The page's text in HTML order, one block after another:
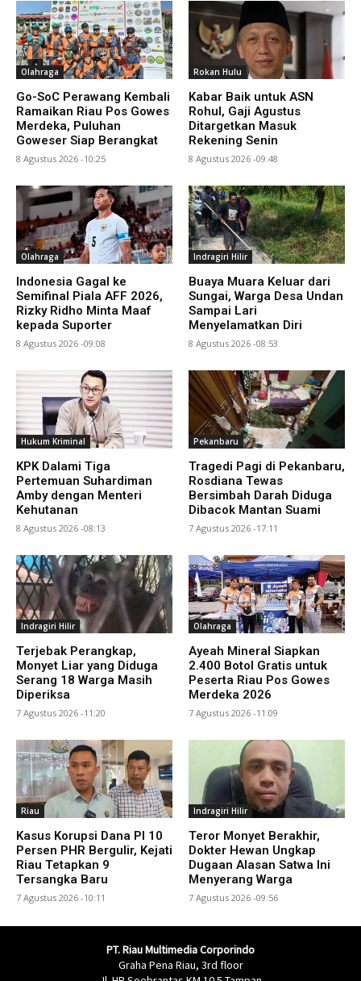
Olahraga
Go-SoC Perawang Kembali
Ramaikan Riau Pos Gowes
Merdeka, Puluhan
Goweser Siap Berangkat
8 Agustus 2026 -10:25
Rokan Hulu
Kabar Baik untuk ASN
Rohul, Gaji Agustus
Ditargetkan Masuk
Rekening Senin
8 Agustus 2026 -09:48
Olahraga
Indonesia Gagal ke
Semifinal Piala AFF 2026,
Rizky Ridho Minta Maaf
kepada Suporter
8 Agustus 2026 -09:08
Indragiri Hilir
Buaya Muara Keluar dari
Sungai, Warga Desa Undan
Sampai Lari
Menyelamatkan Diri
8 Agustus 2026 -08:53
Hukum Kriminal
KPK Dalami Tiga
Pertemuan Suhardiman
Amby dengan Menteri
Kehutanan
8 Agustus 2026 -08:13
Pekanbaru
Tragedi Pagi di Pekanbaru,
Rosdiana Tewas
Bersimbah Darah Diduga
Dibacok Mantan Suami
7 Agustus 2026 -17:11
Indragiri Hilir
Terjebak Perangkap,
Monyet Liar yang Diduga
Serang 18 Warga Masih
Diperiksa
7 Agustus 2026 -11:20
Olahraga
Ayeah Mineral Siapkan
2.400 Botol Gratis untuk
Peserta Riau Pos Gowes
Merdeka 2026
7 Agustus 2026 -11:09
Riau
Kasus Korupsi Dana PI 10
Persen PHR Bergulir, Kejati
Riau Tetapkan 9
Tersangka Baru
7 Agustus 2026 -10:11
Indragiri Hilir
Teror Monyet Berakhir,
Dokter Hewan Ungkap
Dugaan Alasan Satwa Ini
Menyerang Warga
7 Agustus 2026 -09:56
PT. Riau Multimedia Corporindo
Graha Pena Riau, 3rd floor